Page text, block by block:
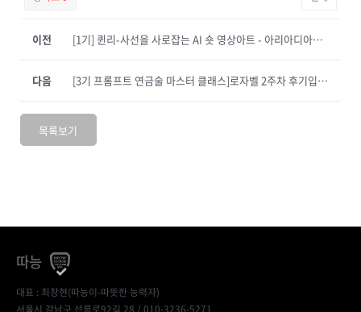
이전 [1기] 퀸리-사선을 사로잡는 AI 숏 영상아트 - 아리아디아즈 3주차 후기
[3기 프롬프트 연금술 마스터 클래스]로자벨 2주차 후기입니다.
다음
목록보기
따능
대표 : 최창현(따능이-따뜻한 능력자)
서울시 강남구 선릉로92길 28 / 010-3236-5271